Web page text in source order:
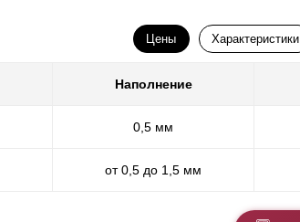
Цены Характеристики
Наполнение
0,5 мм
от 0,5 до 1,5 мм